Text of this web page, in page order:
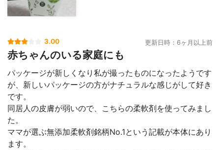
3.00 更新日時：6ヶ月以上前
赤ちゃんのいる家庭にも
パッケージが新しくなり私が撮ったものになったようです
が、新しいパッケージの方がナチュラルな感じがして好き
です。
同居人の皮膚が弱いので、こちらの柔軟剤を使ってみまし
た。
ママが選ぶ無添加柔軟剤銘柄No.1という記載が本体にあり
ます。